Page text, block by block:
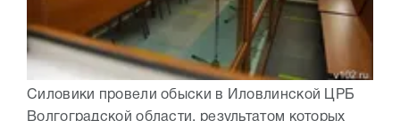
Силовики провели обыски в Иловлинской ЦРБ
Волгоградской области, результатом которых